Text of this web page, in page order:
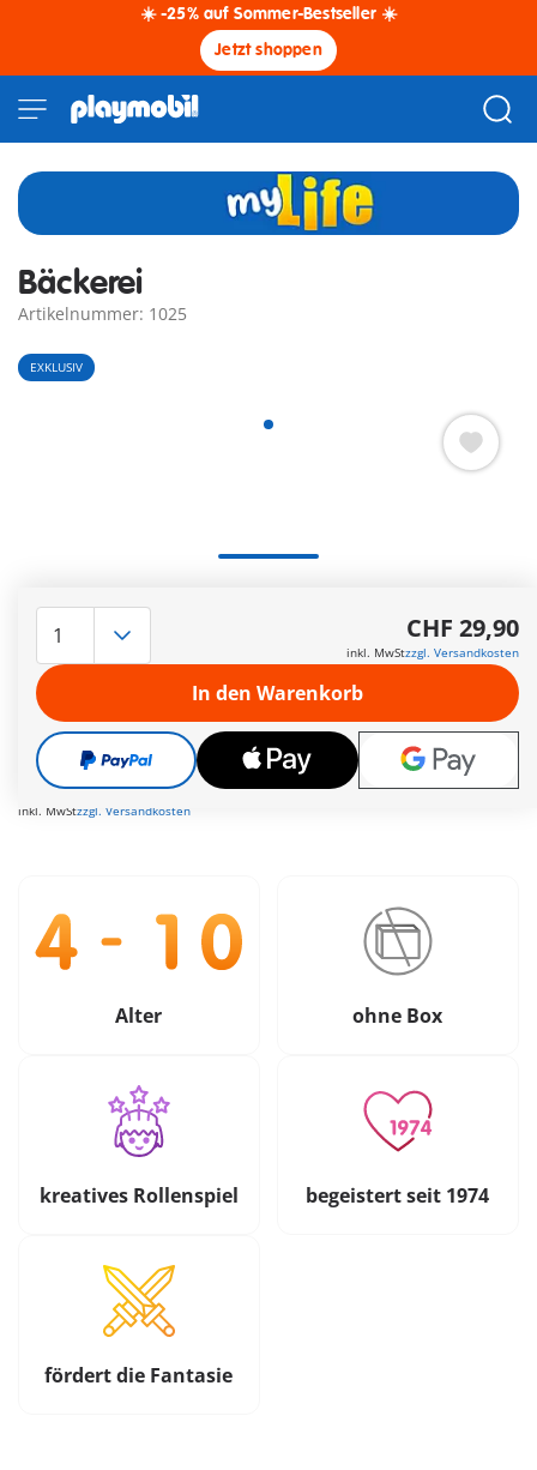
☀️ -25% auf Sommer-Bestseller ☀️
Jetzt shoppen
Bäckerei
Artikelnummer: 1025
EXKLUSIV
freundlichem Verkäufer, Verkaufstheke, Kasse, Regalen und
zahlreichen Backwaren.
Weitere Informationen
Die Lieferzeit beträgt derzeit 3 bis 6 Werktage
Versandkostenfrei ab CHF 99
CHF 29,90
inkl. MwStzzgl. Versandkosten
CHF 29,90
inkl. MwStzzgl. Versandkosten
In den Warenkorb
Alter ohne Box
kreatives Rollenspiel begeistert seit 1974
fördert die Fantasie